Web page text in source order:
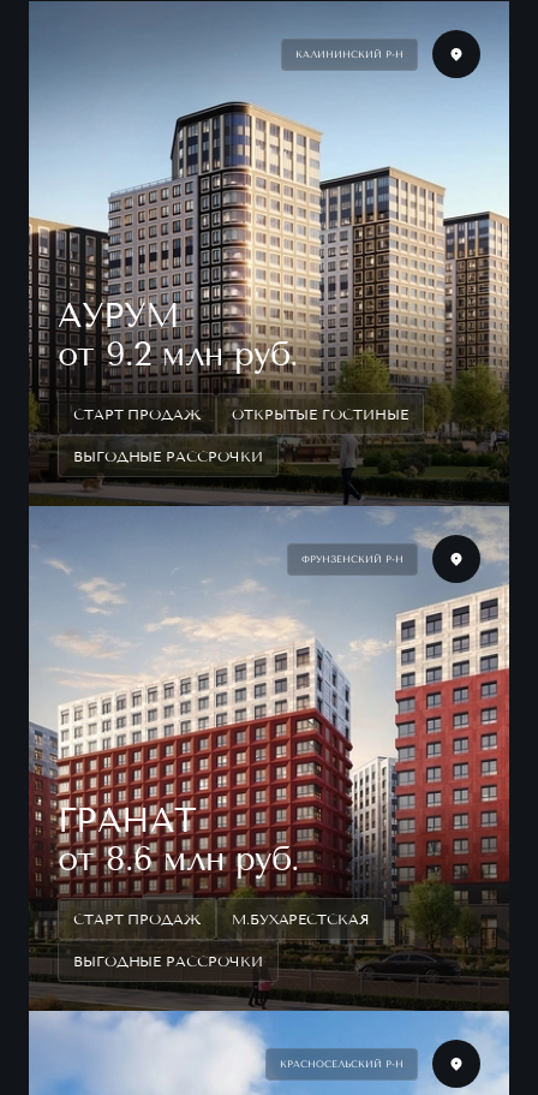
КАЛИНИНСКИЙ Р-Н
АУРУМ
от 9.2 млн руб.
СТАРТ ПРОДАЖ ОТКРЫТЫЕ ГОСТИНЫЕ
ВЫГОДНЫЕ РАССРОЧКИ
ФРУНЗЕНСКИЙ Р-Н
ГРАНАТ
от 8.6 млн руб.
СТАРТ ПРОДАЖ М.БУХАРЕСТСКАЯ
ВЫГОДНЫЕ РАССРОЧКИ
КРАСНОСЕЛЬСКИЙ Р-Н